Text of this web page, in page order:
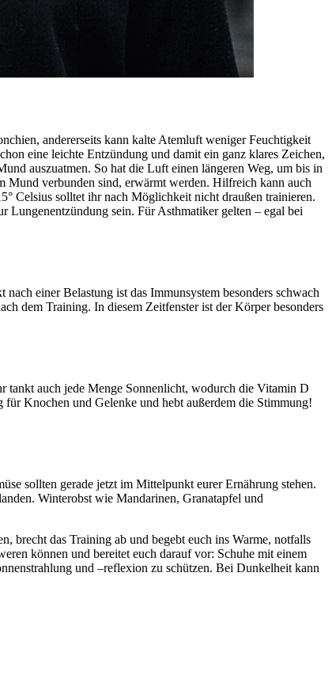
andererseits kann kalte Atemluft weniger Feuchtigkeit
eine leichte Entzündung und damit ein ganz klares Zeichen,
auszuatmen. So hat die Luft einen längeren Weg, um bis in
Mund verbunden sind, erwärmt werden. Hilfreich kann auch
Celsius solltet ihr nach Möglichkeit nicht draußen trainieren.
Lungenentzündung sein. Für Asthmatiker gelten – egal bei
einer Belastung ist das Immunsystem besonders schwach
dem Training. In diesem Zeitfenster ist der Körper besonders
tankt auch jede Menge Sonnenlicht, wodurch die Vitamin D
Knochen und Gelenke und hebt außerdem die Stimmung!
sollten gerade jetzt im Mittelpunkt eurer Ernährung stehen.
Winterobst wie Mandarinen, Granatapfel und
brecht das Training ab und begebt euch ins Warme, notfalls
können und bereitet euch darauf vor: Schuhe mit einem
und –reflexion zu schützen. Bei Dunkelheit kann